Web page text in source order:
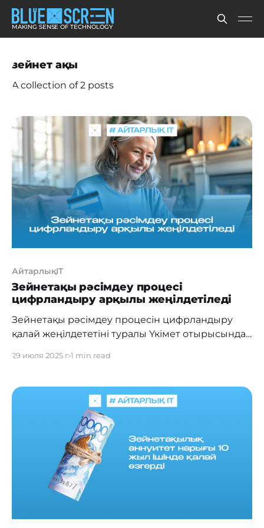
MAKING SENSE OF TECHNOLOGY
зейнет ақы
A collection of 2 posts
АйтарлықIT
Зейнетақы рәсімдеу процесі
цифрландыру арқылы жеңілдетіледі
Зейнетақы рәсімдеу процесін цифрландыру
қалай жеңілдететіні туралы Үкімет отырысында
пилоттық жоба іске асырылуда. Бұған дейін
зейнетақы тағайындау үшін азаматтардан көп
көлемде құжат жинау, еңбек өтілін дәлелдеу
және құжаттардың ұзақ өңделуін күту талап
етілетін. Бұл, өз
29 июля 2025 г.1 min read